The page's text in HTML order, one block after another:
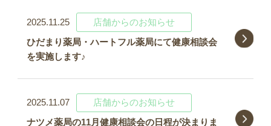
2025.11.25
店舗からのお知らせ
ひだまり薬局・ハートフル薬局にて健康相談会
を実施します♪
2025.11.07
店舗からのお知らせ
ナツメ薬局の11月健康相談会の日程が決まりま